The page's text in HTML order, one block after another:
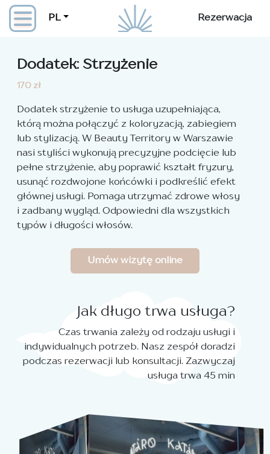
PL Rezerwacja
Dodatek: Strzyżenie
170 zł
Dodatek strzyżenie to usługa uzupełniająca,
którą można połączyć z koloryzacją, zabiegiem
lub stylizacją. W Beauty Territory w Warszawie
nasi styliści wykonują precyzyjne podcięcie lub
pełne strzyżenie, aby poprawić kształt fryzury,
usunąć rozdwojone końcówki i podkreślić efekt
głównej usługi. Pomaga utrzymać zdrowe włosy
i zadbany wygląd. Odpowiedni dla wszystkich
typów i długości włosów.
Umów wizytę online
Jak długo trwa usługa?
Czas trwania zależy od rodzaju usługi i
indywidualnych potrzeb. Nasz zespół doradzi
podczas rezerwacji lub konsultacji. Zazwyczaj
usługa trwa 45 min